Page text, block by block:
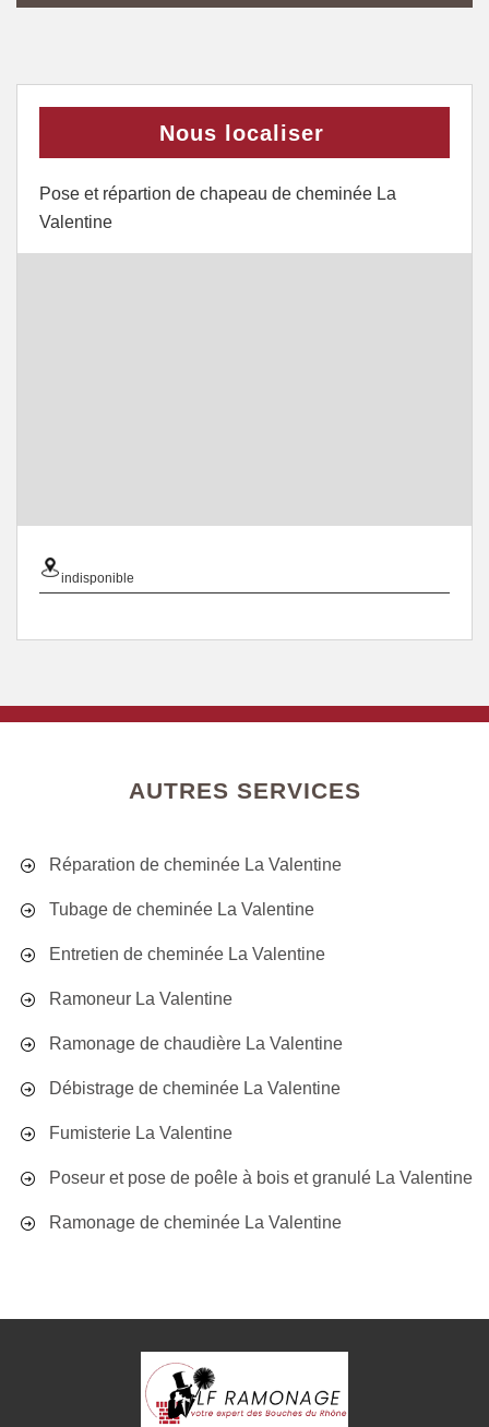
Nous localiser
Pose et répartion de chapeau de cheminée La
Valentine
indisponible
AUTRES SERVICES
Réparation de cheminée La Valentine
Tubage de cheminée La Valentine
Entretien de cheminée La Valentine
Ramoneur La Valentine
Ramonage de chaudière La Valentine
Débistrage de cheminée La Valentine
Fumisterie La Valentine
Poseur et pose de poêle à bois et granulé La Valentine
Ramonage de cheminée La Valentine